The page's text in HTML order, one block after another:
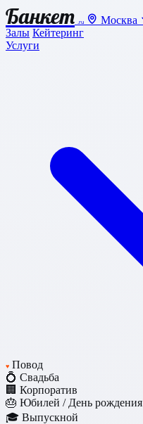
Банкет .ru
Москва
Залы Кейтеринг
Услуги
♥ Повод
💍 Свадьба
🏢 Корпоратив
🎂 Юбилей / День рождения
🎓 Выпускной